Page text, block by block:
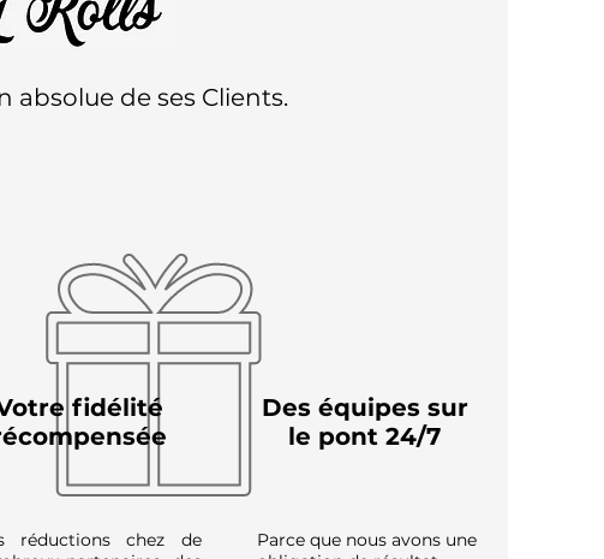
ROLLS™
de ses Clients.
fidélité
réductions chez de
Des équipes sur
le pont 24/7
Parce que nous avons une